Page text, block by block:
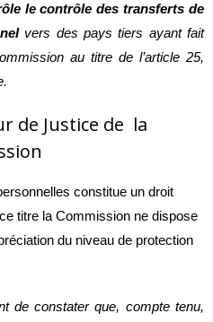
le contrôle des transferts de
vers des pays tiers ayant fait
au titre de l’article 25,
de Justice de la
constitue un droit
titre la Commission ne dispose
du niveau de protection
constater que, compte tenu,